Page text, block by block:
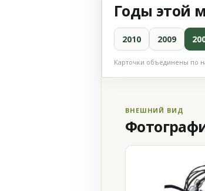
Годы этой
2010 2009
Карточки объединены по
ВНЕШНИЙ ВИД